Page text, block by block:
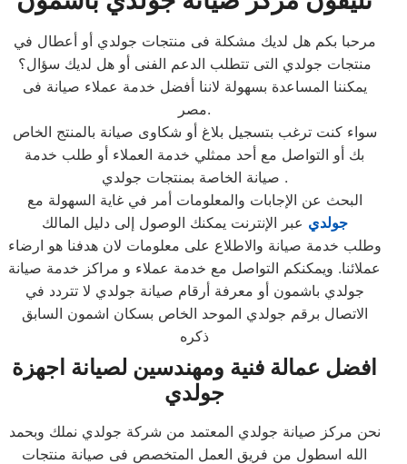
مرحبا بكم هل لديك مشكلة فى منتجات جولدي أو أعطال في
منتجات جولدي التى تتطلب الدعم الفنى أو هل لديك سؤال؟
يمكننا المساعدة بسهولة لاننا أفضل خدمة عملاء صيانة فى
مصر.
سواء كنت ترغب بتسجيل بلاغ أو شكاوى صيانة بالمنتج الخاص
بك أو التواصل مع أحد ممثلي خدمة العملاء أو طلب خدمة
صيانة الخاصة بمنتجات جولدي .
البحث عن الإجابات والمعلومات أمر في غاية السهولة مع
جولدي عبر الإنترنت يمكنك الوصول إلى دليل المالك
وطلب خدمة صيانة والاطلاع على معلومات لان هدفنا هو ارضاء
عملائنا. ويمكنكم التواصل مع خدمة عملاء و مراكز خدمة صيانة
جولدي باشمون أو معرفة أرقام صيانة جولدي لا تتردد في
الاتصال برقم جولدي الموحد الخاص بسكان اشمون السابق
ذكره
افضل عمالة فنية ومهندسين لصيانة اجهزة
جولدي
نحن مركز صيانة جولدي المعتمد من شركة جولدي نملك وبحمد
الله اسطول من فريق العمل المتخصص فى صيانة منتجات